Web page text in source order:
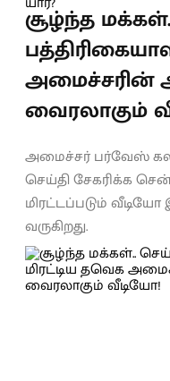
சூழ்ந்த
அமைச்சரின்
வைரலாகும்
அமைச்சர் பர்வேஸ்
செய்தி சேகரிக்க
மிரட்டப்படும்
வருகிறது.